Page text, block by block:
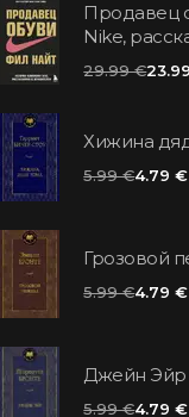
Продавец
Nike,
29.99 €
Хижина
5.99 €4.79 €
Грозовой
5.99 €4.79 €
Джейн Эйр
5.99 €4.79 €